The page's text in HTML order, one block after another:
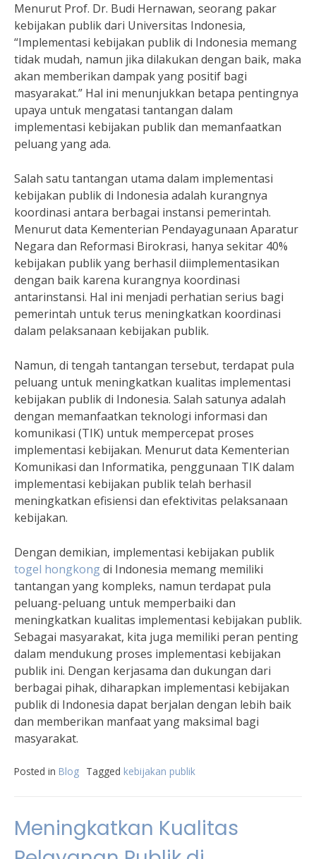
Menurut Prof. Dr. Budi Hernawan, seorang pakar
kebijakan publik dari Universitas Indonesia,
“Implementasi kebijakan publik di Indonesia memang
tidak mudah, namun jika dilakukan dengan baik, maka
akan memberikan dampak yang positif bagi
masyarakat.” Hal ini menunjukkan betapa pentingnya
upaya untuk mengatasi tantangan dalam
implementasi kebijakan publik dan memanfaatkan
peluang yang ada.
Salah satu tantangan utama dalam implementasi
kebijakan publik di Indonesia adalah kurangnya
koordinasi antara berbagai instansi pemerintah.
Menurut data Kementerian Pendayagunaan Aparatur
Negara dan Reformasi Birokrasi, hanya sekitar 40%
kebijakan publik yang berhasil diimplementasikan
dengan baik karena kurangnya koordinasi
antarinstansi. Hal ini menjadi perhatian serius bagi
pemerintah untuk terus meningkatkan koordinasi
dalam pelaksanaan kebijakan publik.
Namun, di tengah tantangan tersebut, terdapat pula
peluang untuk meningkatkan kualitas implementasi
kebijakan publik di Indonesia. Salah satunya adalah
dengan memanfaatkan teknologi informasi dan
komunikasi (TIK) untuk mempercepat proses
implementasi kebijakan. Menurut data Kementerian
Komunikasi dan Informatika, penggunaan TIK dalam
implementasi kebijakan publik telah berhasil
meningkatkan efisiensi dan efektivitas pelaksanaan
kebijakan.
Dengan demikian, implementasi kebijakan publik
togel hongkongdi Indonesia memang memiliki
tantangan yang kompleks, namun terdapat pula
peluang-peluang untuk memperbaiki dan
meningkatkan kualitas implementasi kebijakan publik.
Sebagai masyarakat, kita juga memiliki peran penting
dalam mendukung proses implementasi kebijakan
publik ini. Dengan kerjasama dan dukungan dari
berbagai pihak, diharapkan implementasi kebijakan
publik di Indonesia dapat berjalan dengan lebih baik
dan memberikan manfaat yang maksimal bagi
masyarakat.
Posted in Blog Tagged kebijakan publik
Meningkatkan Kualitas